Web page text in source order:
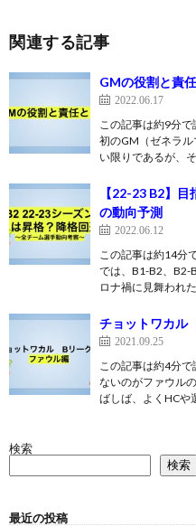
関連する記事
GMの役割と責
2022.06.17
この記事は約9分
初のGM（ゼネラ
い限りであるが、
【22-23 B2】
の動向予測
2022.06.12
この記事は約14分
では、B1-B2、B2-
ロナ禍に見舞われ
チョットワカ
2021.09.25
この記事は約4分で
ないのがファウル
ばしば、よくHCや
検索
検索
最近の投稿